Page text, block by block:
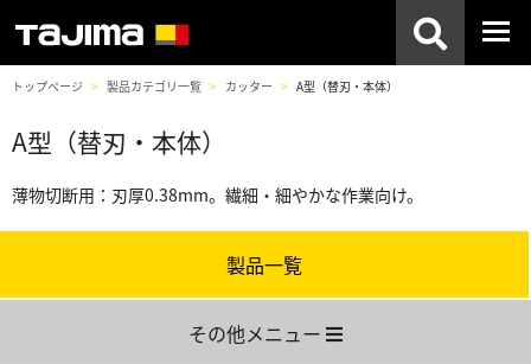
トップページ 製品カテゴリ一覧 カッター A型（替刃・本体）
A型（替刃・本体）
薄物切断用：刃厚0.38mm。繊細・細やかな作業向け。
製品一覧
その他メニュー